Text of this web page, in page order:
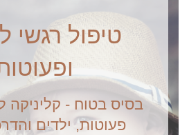
טיפול רגשי
בסיס בטוח - קליניקה
פעוטות, ילדים